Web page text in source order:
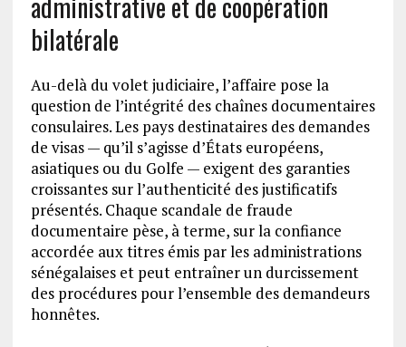
bilatérale
Au-delà du volet judiciaire, l’affaire pose la
question de l’intégrité des chaînes documentaires
consulaires. Les pays destinataires des demandes
de visas — qu’il s’agisse d’États européens,
asiatiques ou du Golfe — exigent des garanties
croissantes sur l’authenticité des justificatifs
présentés. Chaque scandale de fraude
documentaire pèse, à terme, sur la confiance
accordée aux titres émis par les administrations
sénégalaises et peut entraîner un durcissement
des procédures pour l’ensemble des demandeurs
honnêtes.